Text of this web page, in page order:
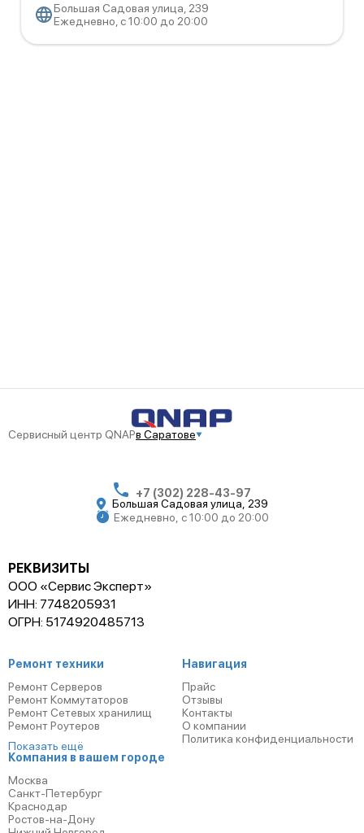
Большая Садовая улица, 239
Ежедневно, с 10:00 до 20:00
Сервисный центр QNAPв Саратове
+7 (302) 228-43-97
Большая Садовая улица, 239
Ежедневно, с 10:00 до 20:00
РЕКВИЗИТЫ
ООО «Сервис Эксперт»
ИНН: 7748205931
ОГРН: 5174920485713
Ремонт техники
Ремонт Серверов
Ремонт Коммутаторов
Ремонт Сетевых хранилищ
Ремонт Роутеров
Показать ещё
Компания в вашем городе
Москва
Санкт-Петербург
Краснодар
Ростов-на-Дону
Навигация
Прайс
Отзывы
Контакты
О компании
Политика конфиденциальности